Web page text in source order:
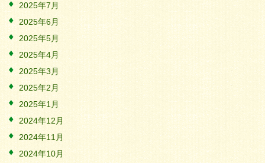
2025年7月
2025年6月
2025年5月
2025年4月
2025年3月
2025年2月
2025年1月
2024年12月
2024年11月
2024年10月